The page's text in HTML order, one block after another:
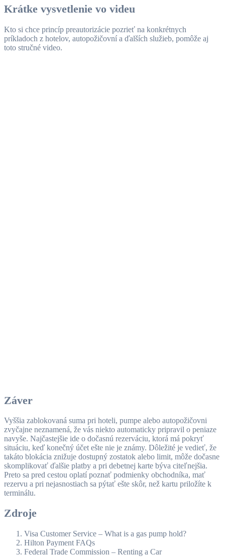
Krátke vysvetlenie vo videu
Kto si chce princíp preautorizácie pozrieť na konkrétnych
príkladoch z hotelov, autopožičovní a ďalších služieb, pomôže aj
toto stručné video.
Záver
Vyššia zablokovaná suma pri hoteli, pumpe alebo autopožičovni
zvyčajne neznamená, že vás niekto automaticky pripravil o peniaze
navyše. Najčastejšie ide o dočasnú rezerváciu, ktorá má pokryť
situáciu, keď konečný účet ešte nie je známy. Dôležité je vedieť, že
takáto blokácia znižuje dostupný zostatok alebo limit, môže dočasne
skomplikovať ďalšie platby a pri debetnej karte býva citeľnejšia.
Preto sa pred cestou oplatí poznať podmienky obchodníka, mať
rezervu a pri nejasnostiach sa pýtať ešte skôr, než kartu priložíte k
terminálu.
Zdroje
Visa Customer Service – What is a gas pump hold?
Hilton Payment FAQs
Federal Trade Commission – Renting a Car